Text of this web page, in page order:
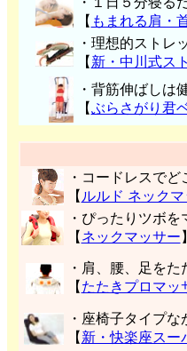
【 もまれる肩・
・理想的ストレ
【 新・中川式ス
・背筋伸ばしは
【ぶらさがり君
・コードレスで
【 ルルド ネック
・ぴったりツボを
【 ネックマッサー 】
・肩、腰、足を
【 たたきプロマッ
・座椅子タイプな
【 新・快楽座スー